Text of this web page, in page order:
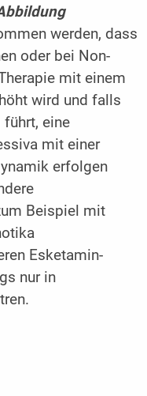
werden, dass
oder bei Non-
mit einem
wird und falls
eine
mit einer
erfolgen
Beispiel mit
Esketamin-
nur in